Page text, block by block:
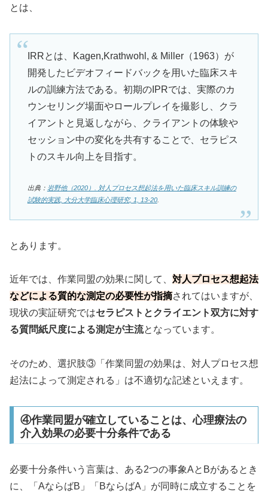
とは、
IRRとは、Kagen,Krathwohl, & Miller（1963）が
開発したビデオフィードバックを用いた臨床スキ
ルの訓練方法である。初期のIPRでは、実際のカ
ウンセリング場面やロールプレイを撮影し、クラ
イアントと見返しながら、クライアントの体験や
セッション中の変化を共有することで、セラピス
トのスキル向上を目指す。
出典： 岩野他（2020）. 対人プロセス想起法を用いた臨床スキル訓練の
試験的実践, 大分大学臨床心理研究, 1, 13-20.
とあります。
近年では、作業同盟の効果に関して、 対人プロセス想起法
などによる質的な測定の必要性が指摘されてはいますが、
現状の実証研究ではセラピストとクライエント双方に対す
る質問紙尺度による測定が主流となっています。
そのため、選択肢③「作業同盟の効果は、対人プロセス想
起法によって測定される」は不適切な記述といえます。
④作業同盟が確立していることは、心理療法の
介入効果の必要十分条件である
必要十分条件いう言葉は、ある2つの事象AとBがあるとき
に、「AならばB」「BならばA」が同時に成立することを